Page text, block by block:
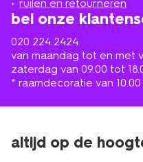
ruilen en retourneren
bel onze
020 224 2424
van maandag tot en met
zaterdag van 09.00 tot
* raamdecoratie van
altijd op de